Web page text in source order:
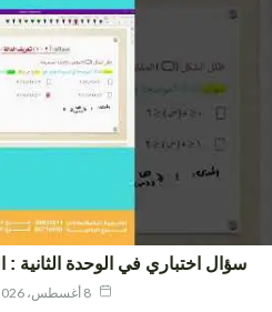
اختباري في الوحدة الثانية :